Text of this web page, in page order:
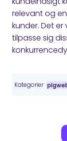
relevant og
kunder. Det
tilpasse sig
Kategorier